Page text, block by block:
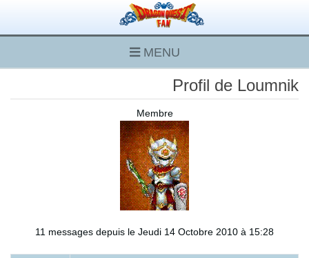
MENU
Profil de Loumnik
Membre
11 messages depuis le Jeudi 14 Octobre 2010 à 15:28